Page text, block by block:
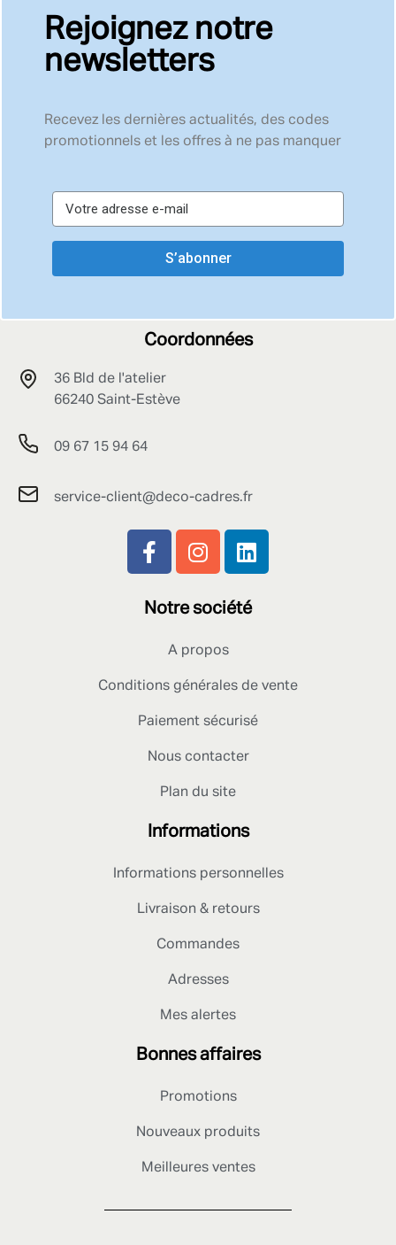
Rejoignez notre
newsletters
Recevez les dernières actualités, des codes
promotionnels et les offres à ne pas manquer
S’abonner
Coordonnées
36 Bld de l'atelier
66240 Saint-Estève
09 67 15 94 64
service-client@deco-cadres.fr
Notre société
A propos
Conditions générales de vente
Paiement sécurisé
Nous contacter
Plan du site
Informations
Informations personnelles
Livraison & retours
Commandes
Adresses
Mes alertes
Bonnes affaires
Promotions
Nouveaux produits
Meilleures ventes